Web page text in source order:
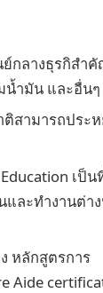
กลางธุรกิสำ
น้ำมัน และอื่นๆ
สามารถประ
เป็
ละทำงานต่า
หลักสูตรการ
Aide